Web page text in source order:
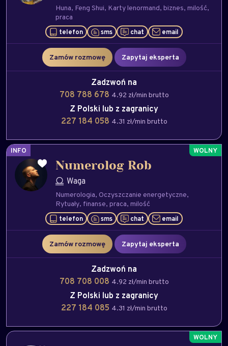
Huna Feng Shui Karty lenormand biznes milość
praca
telefon sms chat email
Zamów rozmowę Zapytaj eksperta
Zadzwoń na
708 788 678 4.92 zł/min brutto
Z Polski lub z zagranicy
227 184 058 4.31 zł/min brutto
INFO
Numerolog Rob
Waga
Numerologia Oczyszczanie energetyczne
Rytuały finanse praca milość
telefon sms chat email
Zamów rozmowę Zapytaj eksperta
Zadzwoń na
708 708 008 4.92 zł/min brutto
Z Polski lub z zagranicy
227 184 085 4.31 zł/min brutto